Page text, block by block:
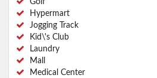
Hypermart
Jogging Track
Kid\'s Club
Laundry
Mall
Medical Center